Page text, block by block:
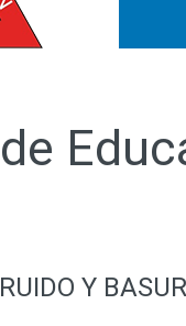
de
RUIDO Y